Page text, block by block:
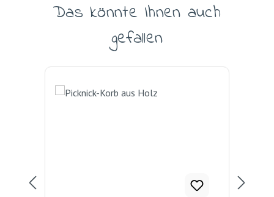
Produktgalerie überspringen
Das könnte Ihnen auch
gefallen